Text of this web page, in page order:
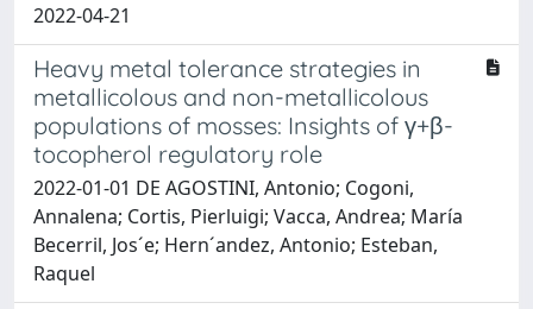
2022-04-21
Heavy metal tolerance strategies in
metallicolous and non-metallicolous
populations of mosses: Insights of γ+β-
tocopherol regulatory role
2022-01-01 DE AGOSTINI, Antonio; Cogoni,
Annalena; Cortis, Pierluigi; Vacca, Andrea; María
Becerril, Jos´e; Hern´andez, Antonio; Esteban,
Raquel